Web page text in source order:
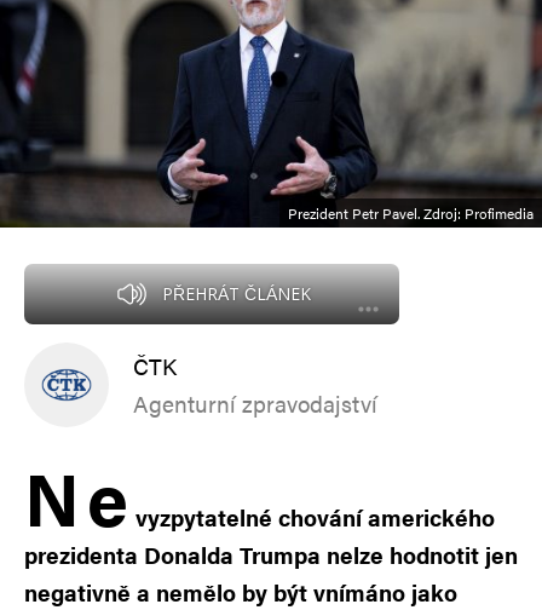
Prezident Petr Pavel. Zdroj: Profimedia
PŘEHRÁT ČLÁNEK
ČTK
Agenturní zpravodajství
Ne vyzpytatelné chování amerického
prezidenta Donalda Trumpa nelze hodnotit jen
negativně a nemělo by být vnímáno jako